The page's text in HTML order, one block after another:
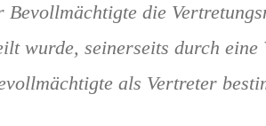
Bevollmächtigte die
wurde, seinerseits durch eine
als Vertreter